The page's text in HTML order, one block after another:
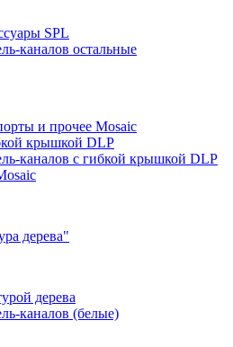
SPL
каналов остальные
и прочее Mosaic
крышкой DLP
каналов с гибкой крышкой DLP
дерева"
дерева
каналов (белые)